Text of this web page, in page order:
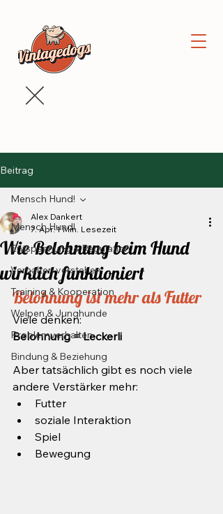
Beitrag
Mensch Hund!
Entspannung & Regulation
Verhalten verstehen
Training & Kooperation
Welpen & Junghunde
Problemverhalten
Bindung & Beziehung
Mensch Hund!
Wie Belohnung beim Hund
wirklich funktioniert
Alex Dankert
7. Apr.1 Min. Lesezeit
Belohnung ist mehr als Futter
Viele denken:
Belohnung = Leckerli
Aber tatsächlich gibt es noch viele
andere Verstärker mehr:
Futter
soziale Interaktion
Spiel
Bewegung